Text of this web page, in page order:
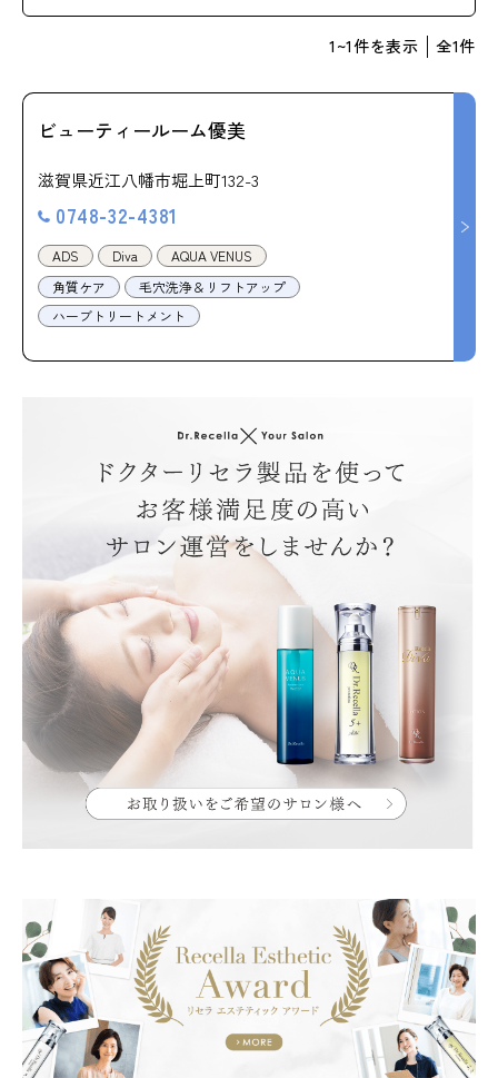
まこも蒸し
1 ~1件を表示 全1件
ビューティールーム優美
滋賀県近江八幡市堀上町132-3
0748-32-4381
ADS Diva
AQUA VENUS
角質ケア
毛穴洗浄＆リフトアップ
ハーブトリートメント